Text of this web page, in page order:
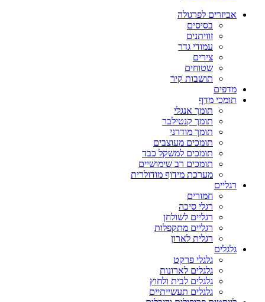
אביזרים לפרגולה
בסיסים
זוויתנים
עמודי גדר
צירים
שטוחים
תושבות קיר
מדפים
תומכי מדף
תומך אנגלי
תומך קנטילבר
תומך מודרני
תומכים מעוצבים
תומכים למשקל כבד
תומכים רב שימושיים
מערכת מידוף מודולרית
רגליים
חמורים
רגלי סיכה
רגליים לשולחן
רגליים מתקפלות
רגלית לארון
גלגלים
גלגלי פרקט
גלגלים לארונות
גלגלים לבית ולחוץ
גלגלים תעשייתיים